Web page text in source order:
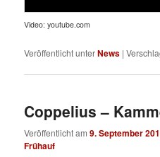
Video: youtube.com
Veröffentlicht unterNews |
Coppelius –
Veröffentlicht am9. September
Frühauf